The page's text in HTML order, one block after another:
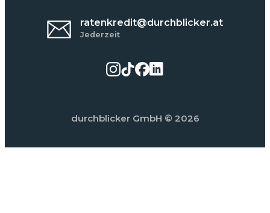
ratenkredit@durchblicker.at
Jederzeit
durchblicker GmbH © 2026